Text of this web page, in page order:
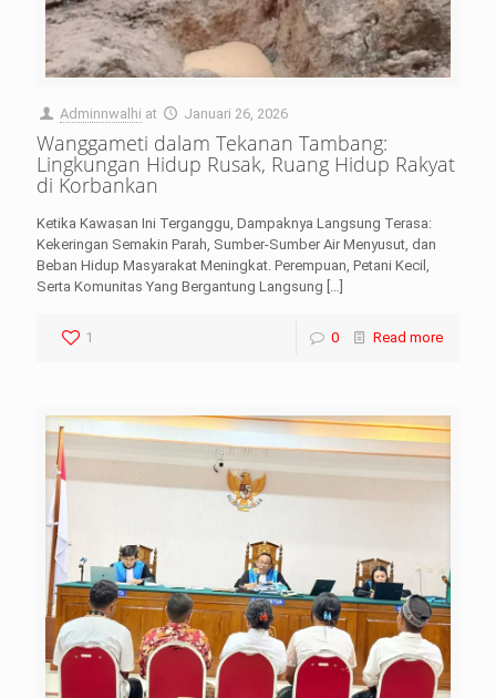
Adminnwalhi at Januari 26, 2026
Wanggameti dalam Tekanan Tambang:
Lingkungan Hidup Rusak, Ruang Hidup Rakyat
di Korbankan
Ketika Kawasan Ini Terganggu, Dampaknya Langsung Terasa:
Kekeringan Semakin Parah, Sumber-Sumber Air Menyusut, dan
Beban Hidup Masyarakat Meningkat. Perempuan, Petani Kecil,
Serta Komunitas Yang Bergantung Langsung
1 0 Read more